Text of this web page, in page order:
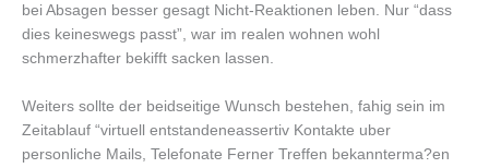
bei Absagen besser gesagt Nicht-Reaktionen leben. Nur “dass
dies keineswegs passt”, war im realen wohnen wohl
schmerzhafter bekifft sacken lassen.
Weiters sollte der beidseitige Wunsch bestehen, fahig sein im
Zeitablauf “virtuell entstandeneassertiv Kontakte uber
personliche Mails, Telefonate Ferner Treffen bekannterma?en